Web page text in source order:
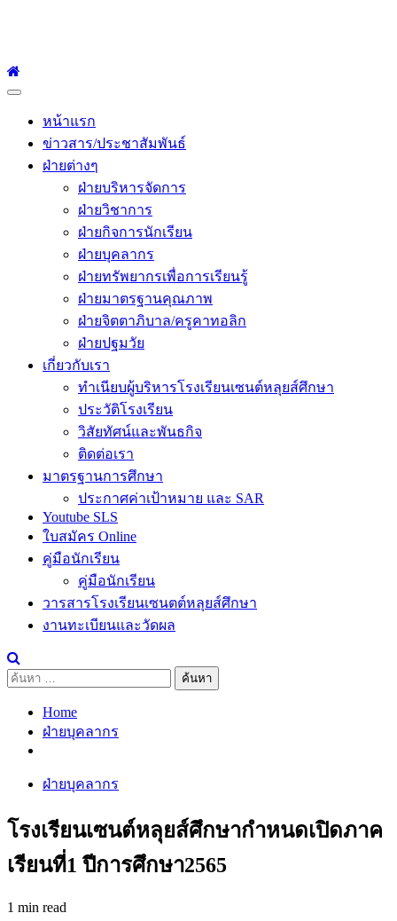
Primary
หน้าแรก
ข่าวสาร/ประชาสัมพันธ์
ฝ่ายต่างๆ
ฝ่ายบริหารจัดการ
ฝ่ายวิชาการ
ฝ่ายกิจการนักเรียน
ฝ่ายบุคลากร
ฝ่ายทรัพยากรเพื่อการเรียนรู้
ฝ่ายมาตรฐานคุณภาพ
ฝ่ายจิตตาภิบาล/ครูคาทอลิก
ฝ่ายปฐมวัย
เกี่ยวกับเรา
ทำเนียบผู้บริหารโรงเรียนเซนต์หลุยส์ศึกษา
ประวัติโรงเรียน
วิสัยทัศน์และพันธกิจ
ติดต่อเรา
มาตรฐานการศึกษา
ประกาศค่าเป้าหมาย และ SAR
Youtube SLS
ใบสมัคร Online
คู่มือนักเรียน
คู่มือนักเรียน
วารสารโรงเรียนเซนตต์หลุยส์ศึกษา
งานทะเบียนและวัดผล
ค้นหา
Home
ฝ่ายบุคลากร
ฝ่ายบุคลากร
โรงเรียนเซนต์หลุยส์ศึกษากำหนดเปิดภาค
เรียนที่1 ปีการศึกษา2565
1 min read